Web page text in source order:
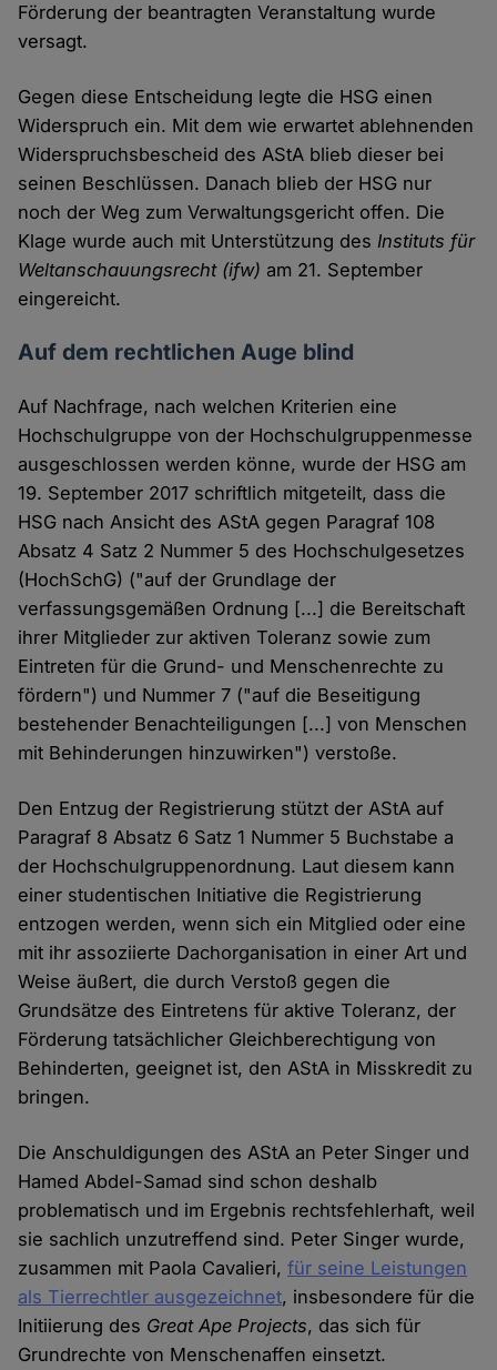
Förderung der beantragten Veranstaltung wurde
versagt.
Gegen diese Entscheidung legte die HSG einen
Widerspruch ein. Mit dem wie erwartet ablehnenden
Widerspruchsbescheid des AStA blieb dieser bei
seinen Beschlüssen. Danach blieb der HSG nur
noch der Weg zum Verwaltungsgericht offen. Die
Klage wurde auch mit Unterstützung desInstituts für
Weltanschauungsrecht (ifw) am 21. September
eingereicht.
Auf dem rechtlichen Auge blind
Auf Nachfrage, nach welchen Kriterien eine
Hochschulgruppe von der Hochschulgruppenmesse
ausgeschlossen werden könne, wurde der HSG am
19. September 2017 schriftlich mitgeteilt, dass die
HSG nach Ansicht des AStA gegen Paragraf 108
Absatz 4 Satz 2 Nummer 5 des Hochschulgesetzes
(HochSchG) ("auf der Grundlage der
verfassungsgemäßen Ordnung [...] die Bereitschaft
ihrer Mitglieder zur aktiven Toleranz sowie zum
Eintreten für die Grund- und Menschenrechte zu
fördern") und Nummer 7 ("auf die Beseitigung
bestehender Benachteiligungen [...] von Menschen
mit Behinderungen hinzuwirken") verstoße.
Den Entzug der Registrierung stützt der AStA auf
Paragraf 8 Absatz 6 Satz 1 Nummer 5 Buchstabe a
der Hochschulgruppenordnung. Laut diesem kann
einer studentischen Initiative die Registrierung
entzogen werden, wenn sich ein Mitglied oder eine
mit ihr assoziierte Dachorganisation in einer Art und
Weise äußert, die durch Verstoß gegen die
Grundsätze des Eintretens für aktive Toleranz, der
Förderung tatsächlicher Gleichberechtigung von
Behinderten, geeignet ist, den AStA in Misskredit zu
bringen.
Die Anschuldigungen des AStA an Peter Singer und
Hamed Abdel-Samad sind schon deshalb
problematisch und im Ergebnis rechtsfehlerhaft, weil
sie sachlich unzutreffend sind. Peter Singer wurde,
zusammen mit Paola Cavalieri,für seine Leistungen
als Tierrechtler ausgezeichnet, insbesondere für die
Initiierung des Great Ape Projects, das sich für
Grundrechte von Menschenaffen einsetzt.